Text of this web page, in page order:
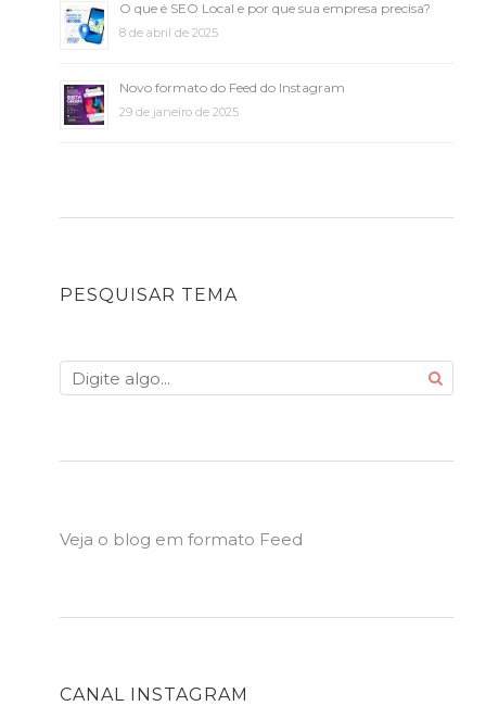
O que é SEO Local e por que sua empresa precisa?
8 de abril de 2025
Novo formato do Feed do Instagram
29 de janeiro de 2025
PESQUISAR TEMA
Veja o blog em formato Feed
CANAL INSTAGRAM